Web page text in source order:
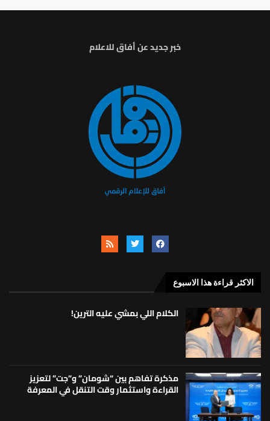
خبر جديد عن أفاق للاعلام
الاكثر قراءة هذا الاسبوع
الكلام اللي بمشي عليه الترين!
مذكرة تفاهم بين “شومان” و”جت” لتعزيز
القراءة واستثمار وقت التنقل في المعرفة